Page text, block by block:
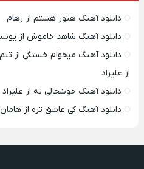
دانلود آهنگ هنوز هستم از رهام
دانلود آهنگ شاهد خاموش از
دانلود آهنگ میخوام خستگی از
از علیراد
دانلود آهنگ خوشحالی نه از علیراد
دانلود آهنگ کی عاشق تره از هامان